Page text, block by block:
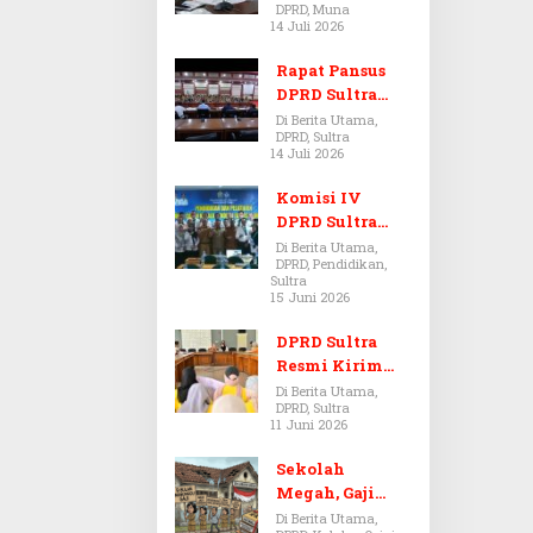
Dugaan Jual
Beli Tanah
Bermasalah di
Muna
DPRD, Muna
14 Juli 2026
Rapat Pansus
DPRD Sultra
Diskors Dua
Kali Akibat
Ketidakhadira
n Pj Sekda
Di Berita Utama,
DPRD, Sultra
14 Juli 2026
Komisi IV
DPRD Sultra
Kawal Hak
Guru,
Rencanakan
Pendidikan
Di Berita Utama,
DPRD, Pendidikan,
Sultra
15 Juni 2026
DPRD Sultra
Resmi Kirim
Aspirasi Tolak
Peraturan
BPOM No. 5
Tahun 2026 ke
Komisi IX DPR
Di Berita Utama,
DPRD, Sultra
11 Juni 2026
Sekolah
Megah, Gaji
Guru Berdarah-
Di Berita Utama,